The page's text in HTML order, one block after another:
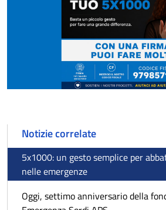
Notizie correlate
5x1000: un gesto semplice per
nelle emergenze
Oggi, settimo anniversario della